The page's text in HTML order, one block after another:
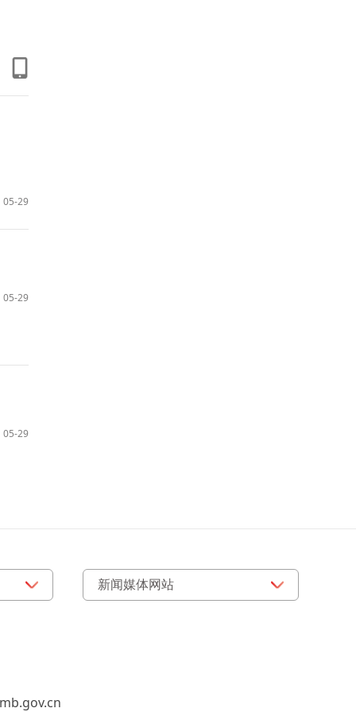
05-29
05-29
05-29